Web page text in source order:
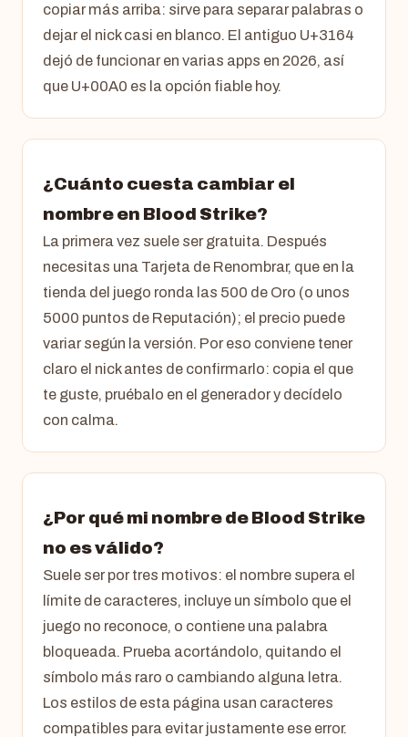
copiar más arriba: sirve para separar palabras o
dejar el nick casi en blanco. El antiguo U+3164
dejó de funcionar en varias apps en 2026, así
que U+00A0 es la opción fiable hoy.
¿Cuánto cuesta cambiar el
nombre en Blood Strike?
La primera vez suele ser gratuita. Después
necesitas una Tarjeta de Renombrar, que en la
tienda del juego ronda las 500 de Oro (o unos
5000 puntos de Reputación); el precio puede
variar según la versión. Por eso conviene tener
claro el nick antes de confirmarlo: copia el que
te guste, pruébalo en el generador y decídelo
con calma.
¿Por qué mi nombre de Blood Strike
no es válido?
Suele ser por tres motivos: el nombre supera el
límite de caracteres, incluye un símbolo que el
juego no reconoce, o contiene una palabra
bloqueada. Prueba acortándolo, quitando el
símbolo más raro o cambiando alguna letra.
Los estilos de esta página usan caracteres
compatibles para evitar justamente ese error.